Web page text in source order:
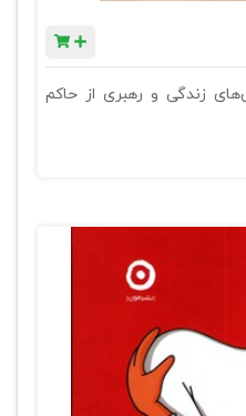
زندگی و رهبری از حاکم